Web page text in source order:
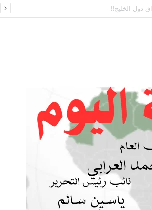
لا اتفاق للماضي